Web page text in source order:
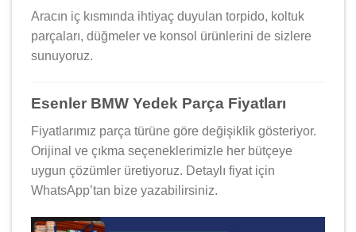
Aracın iç kısmında ihtiyaç duyulan torpido, koltuk
parçaları, düğmeler ve konsol ürünlerini de sizlere
sunuyoruz.
Esenler BMW Yedek Parça Fiyatları
Fiyatlarımız parça türüne göre değişiklik gösteriyor.
Orijinal ve çıkma seçeneklerimizle her bütçeye
uygun çözümler üretiyoruz. Detaylı fiyat için
WhatsApp’tan bize yazabilirsiniz.